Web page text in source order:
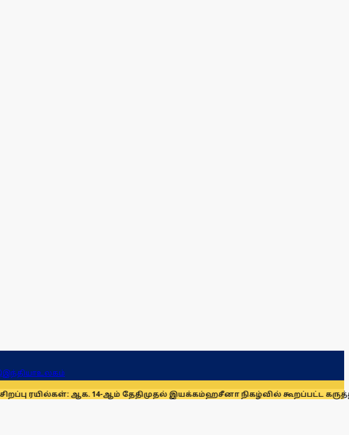
இந்தியாஉலகம்
ஆக. 14-ஆம் தேதிமுதல் இயக்கம்ஹசீனா நிகழ்வில் கூறப்பட்ட கருத்துகளை